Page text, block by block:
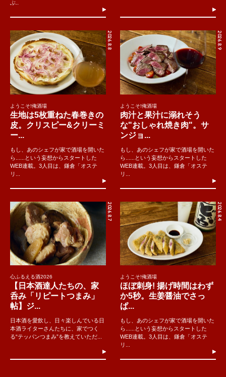
ぶ..
2026.8.8
ようこそ!俺酒場
生地は5枚重ねた春巻きの
皮。クリスピー&クリーミ
ー...
もし、あのシェフが家で酒場を開いた
ら......という妄想からスタートした
WEB連載。3人目は、鎌倉「オステ
リ...
2026.8.9
ようこそ!俺酒場
肉汁と果汁に溺れそう
な"おしゃれ焼き肉"。サ
ンジョ...
もし、あのシェフが家で酒場を開いた
ら......という妄想からスタートした
WEB連載。3人目は、鎌倉「オステ
リ...
2026.8.7
心ふるえる酒2026
【日本酒達人たちの、家
呑み「リピートつまみ」
帖】ジ...
日本酒を愛飲し、日々楽しんでいる日
本酒ライターさんたちに、家でつく
る“テッパンつまみ”を教えていただ...
2026.8.4
ようこそ!俺酒場
ほぼ刺身! 揚げ時間はわず
か5秒。生姜醤油でさっ
ぱ...
もし、あのシェフが家で酒場を開いた
ら......という妄想からスタートした
WEB連載。3人目は、鎌倉「オステ
リ...